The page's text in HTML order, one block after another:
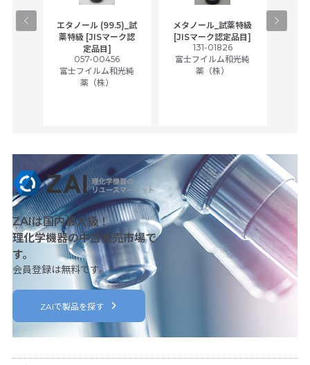
エタノール (99.5)_試
薬特級 [JISマーク認
定品目]
057-00456
富士フイルム和光純
薬（株）
メタノール_試薬特級
[JISマーク認定品目]
131-01826
富士フイルム和光純
薬（株）
ZAIは国内最大級！
理化学機器の中古販売市場で
す。
会員登録は無料です。
ZAIで製品を探す